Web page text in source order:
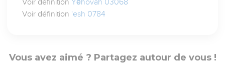
Voir définitionYĕhovah 03068
Voir définition 'esh 0784
Vous avez aimé ? Partagez autour de vous !